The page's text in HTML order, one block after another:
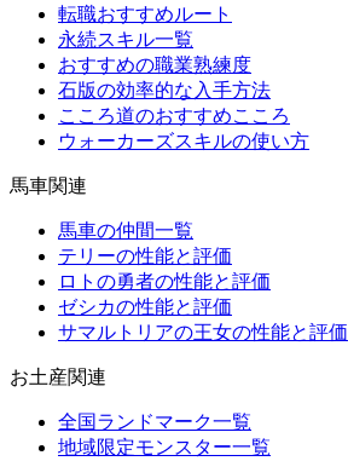
転職おすすめルート
永続スキル一覧
おすすめの職業熟練度
石版の効率的な入手方法
こころ道のおすすめこころ
ウォーカーズスキルの使い方
馬車関連
馬車の仲間一覧
テリーの性能と評価
ロトの勇者の性能と評価
ゼシカの性能と評価
サマルトリアの王女の性能と評価
お土産関連
全国ランドマーク一覧
地域限定モンスター一覧